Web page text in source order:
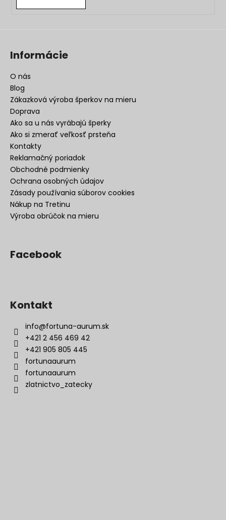
Informácie
O nás
Blog
Zákazková výroba šperkov na mieru
Doprava
Ako sa u nás vyrábajú šperky
Ako si zmerať veľkosť prsteňa
Kontakty
Reklamačný poriadok
Obchodné podmienky
Ochrana osobných údajov
Zásady používania súborov cookies
Nákup na Tretinu
Výroba obrúčok na mieru
Facebook
Kontakt
info@fortuna-aurum.sk
+421 2 456 469 42
+421 905 805 445
fortunaaurum
fortunaaurum
zlatnictvo_zatecky